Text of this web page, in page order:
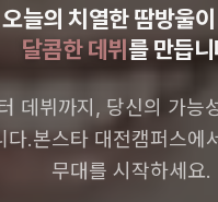
오늘의 치열한 땀방울
달콤한 데뷔를 만듭
데뷔까지, 당신의 가능
다.본스타 대전캠퍼스에
무대를 시작하세요.